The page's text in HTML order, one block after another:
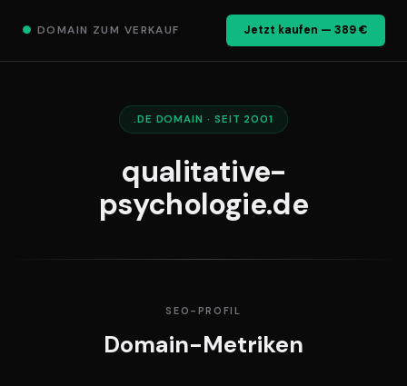
● DOMAIN ZUM VERKAUF Jetzt kaufen — 389 €
.DE DOMAIN · SEIT 2001
qualitative-
psychologie.de
SEO-PROFIL
Domain-Metriken